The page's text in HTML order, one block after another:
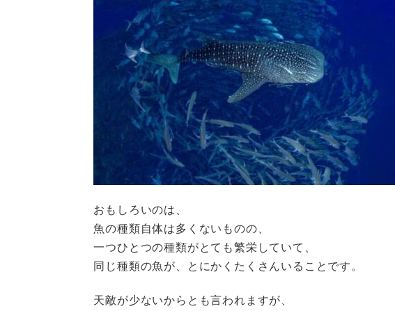
おもしろいのは、
魚の種類自体は多くないものの、
一つひとつの種類がとても繁栄していて、
同じ種類の魚が、とにかくたくさんいることです。
天敵が少ないからとも言われますが、